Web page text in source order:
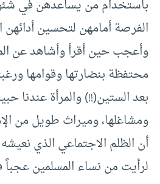
باستخدام من يساعدهن في
الفرصة أمامهن لتحسين
وأعجب حين أقرأ وأشاهد عن
محتفظة بنضارتها وقوامها
بعد الستين(!!) والمرأة عندنا
ومشاغلها، وميراث طويل من
أن الظلم الاجتماعي الذي
لرأيت من نساء المسلمين